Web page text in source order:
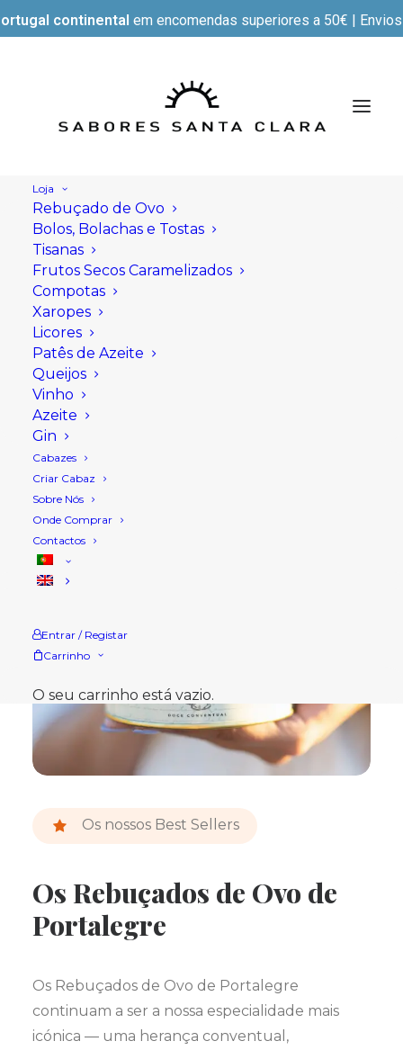
continental em encomendas superiores a 50€ |
Loja
Rebuçado de Ovo
Bolos, Bolachas e Tostas
Tisanas
Frutos Secos Caramelizados
Compotas
Xaropes
Licores
Patês de Azeite
Queijos
Vinho
Azeite
Gin
Cabazes
Criar Cabaz
Sobre Nós
Onde Comprar
Contactos
Entrar / Registar
Carrinho
O seu carrinho está vazio.
Os nossos Best Sellers
Os Rebuçados de Ovo de
Portalegre
Os Rebuçados de Ovo de Portalegre
continuam a ser a nossa especialidade mais
icónica — uma herança conventual,